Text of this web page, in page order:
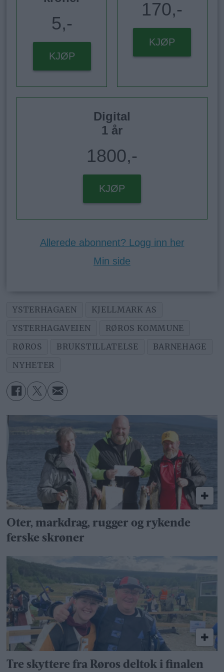
5,-
KJØP
170,-
KJØP
Digital
1 år
1800,-
KJØP
Allerede abonnent? Logg inn her
Min side
YSTERHAGAEN
KJELLMARK AS
YSTERHAGAVEIEN
RØROS KOMMUNE
RØROS
BRUKSTILLATELSE
BARNEHAGE
NYHETER
Oter, markdrag, rugger og rykende
ferske skrøner
Tre skyttere fra Røros deltok i finalen